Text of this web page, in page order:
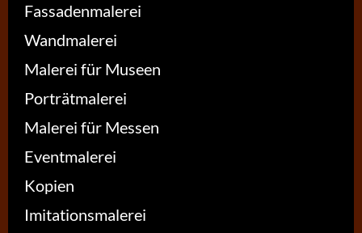
Fassadenmalerei
Wandmalerei
Malerei für Museen
Porträtmalerei
Malerei für Messen
Eventmalerei
Kopien
Imitationsmalerei